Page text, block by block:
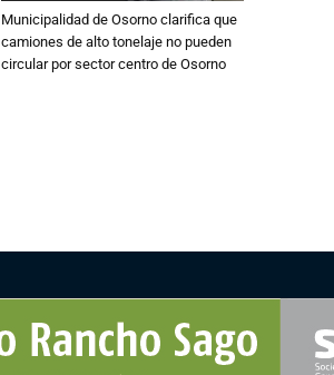
Municipalidad de Osorno clarifica que
camiones de alto tonelaje no pueden
circular por sector centro de Osorno